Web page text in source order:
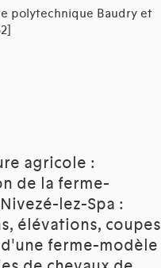
polytechnique Baudry et
agricole :
de la ferme-
lez-Spa :
élévations, coupes
ferme-modèle